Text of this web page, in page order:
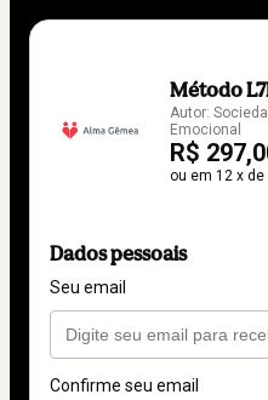
Método
Autor:
Emocional
R$
ou em 12 x
Dados pessoais
Seu email
Confirme seu email